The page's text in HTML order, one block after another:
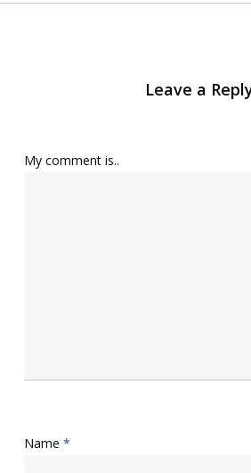
Leave a
My comment is..
Name *